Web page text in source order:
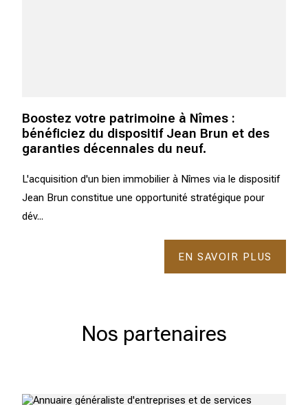
Boostez votre patrimoine à Nîmes :
bénéficiez du dispositif Jean Brun et des
garanties décennales du neuf.
L'acquisition d'un bien immobilier à Nîmes via le dispositif
Jean Brun constitue une opportunité stratégique pour
dév...
EN SAVOIR PLUS
Nos partenaires